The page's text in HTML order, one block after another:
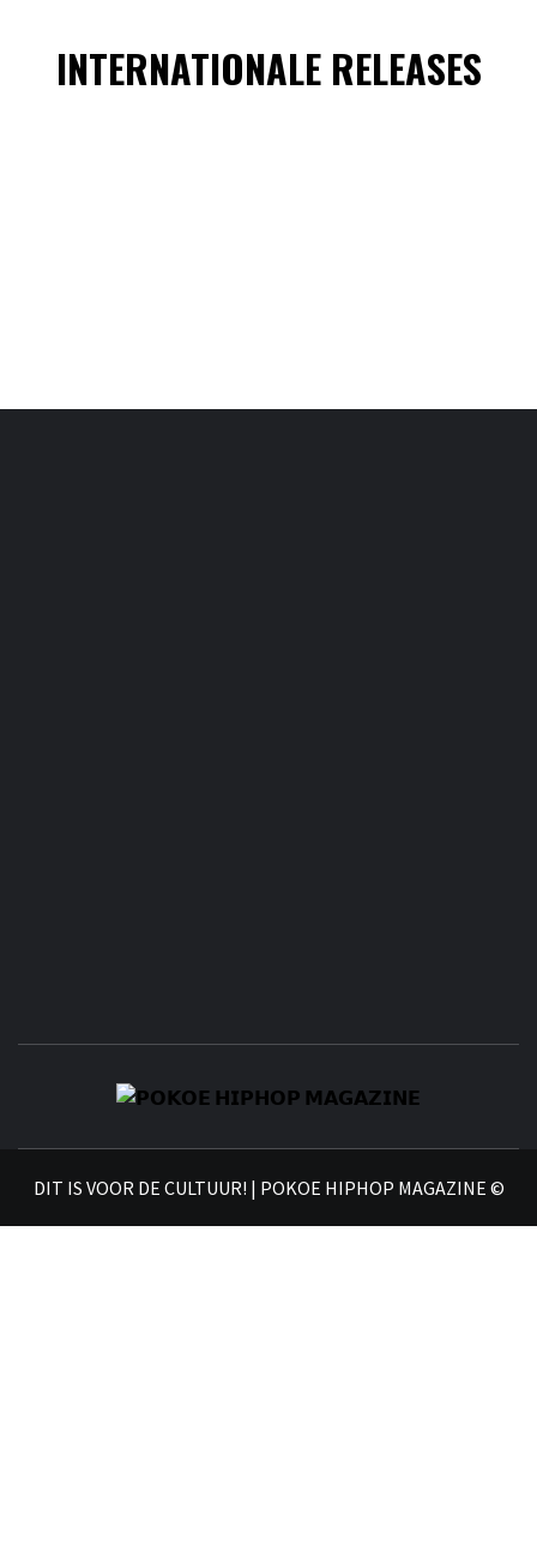
INTERNATIONALE RELEASES
DIT IS VOOR DE CULTUUR! | POKOE HIPHOP MAGAZINE ©